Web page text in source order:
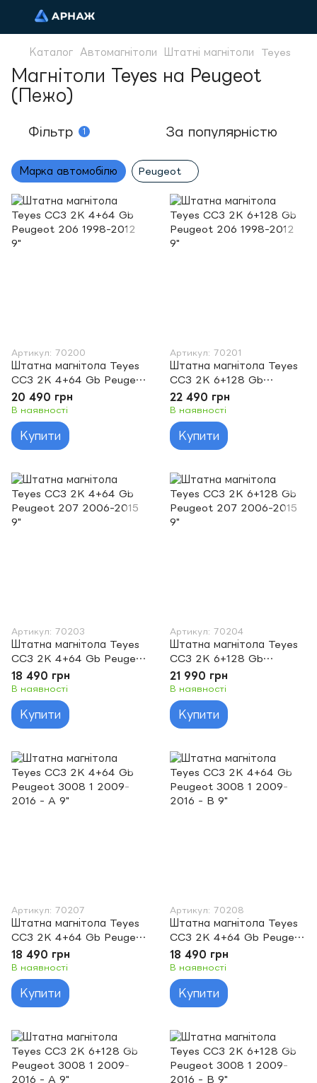
Каталог Автомагнітоли Штатні магнітоли Teyes
Магнітоли Teyes на Peugeot
(Пежо)
Фільтр 1 За популярністю
Марка автомобілю Peugeot
Артикул: 70200
Штатна магнітола Teyes
CC3 2K 4+64 Gb Peugeot
206 1998-2012 9"
20 490 грн
В наявності
Купити
Артикул: 70201
Штатна магнітола Teyes
CC3 2K 6+128 Gb
Peugeot 206 1998-2012
9"
22 490 грн
В наявності
Купити
Артикул: 70203
Штатна магнітола Teyes
CC3 2K 4+64 Gb Peugeot
207 2006-2015 9"
18 490 грн
В наявності
Купити
Артикул: 70204
Штатна магнітола Teyes
CC3 2K 6+128 Gb
Peugeot 207 2006-2015
9"
21 990 грн
В наявності
Купити
Артикул: 70207
Штатна магнітола Teyes
CC3 2K 4+64 Gb Peugeot
3008 1 2009-2016 - A 9"
18 490 грн
В наявності
Купити
Артикул: 70208
Штатна магнітола Teyes
CC3 2K 4+64 Gb Peugeot
3008 1 2009-2016 - B 9"
18 490 грн
В наявності
Купити